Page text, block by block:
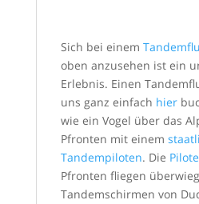
Sich bei einem
oben anzusehen ist ein
Erlebnis. Einen
uns ganz einfach hier
wie ein Vogel über das
Pfronten mit einem
Tandempiloten. Die
Pfronten fliegen
Tandemschirmen von